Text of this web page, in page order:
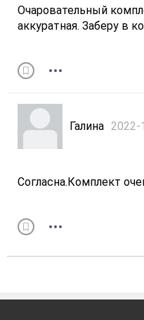
Очаровательный
аккуратная. Заберу в
Галина 2022-
Согласна.Комплект